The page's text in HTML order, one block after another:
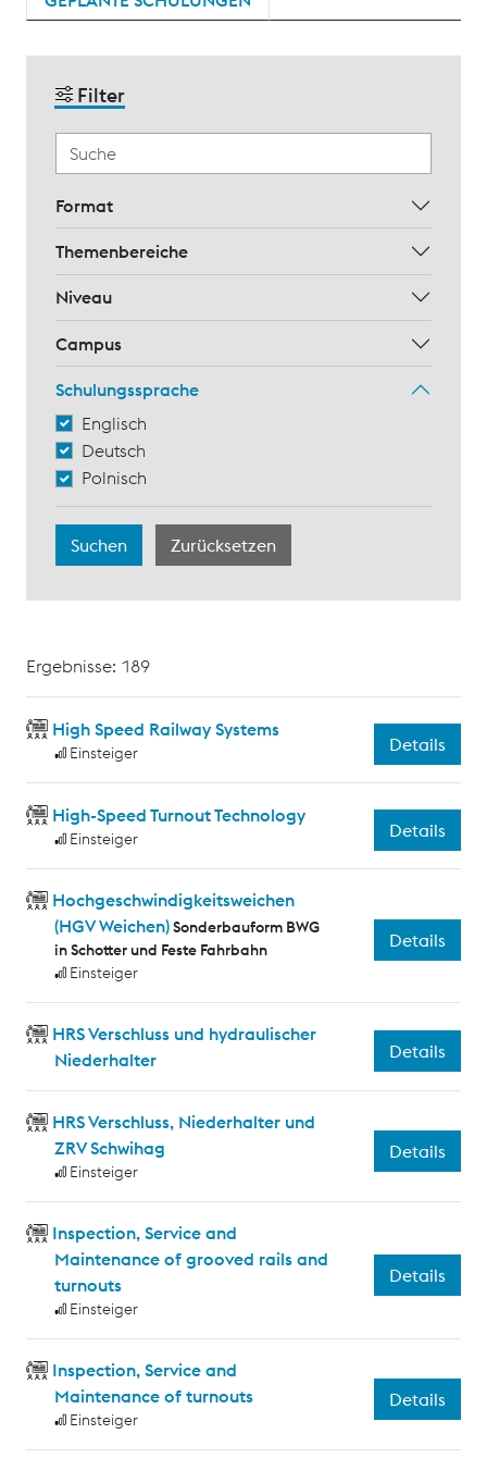
Filter
Format
Themenbereiche
Niveau
Campus
Schulungssprache
Englisch
Deutsch
Polnisch
Ergebnisse: 189
High Speed Railway Systems
Einsteiger Details
High-Speed Turnout Technology
Einsteiger Details
Hochgeschwindigkeitsweichen
(HGV Weichen)Sonderbauform BWG
in Schotter und Feste Fahrbahn
Einsteiger
Details
HRS Verschluss und hydraulischer
Niederhalter
Details
HRS Verschluss, Niederhalter und
ZRV Schwihag
Einsteiger
Details
Inspection, Service and
Maintenance of grooved rails and
turnouts
Einsteiger
Details
Inspection, Service and
Maintenance of turnouts
Einsteiger
Details